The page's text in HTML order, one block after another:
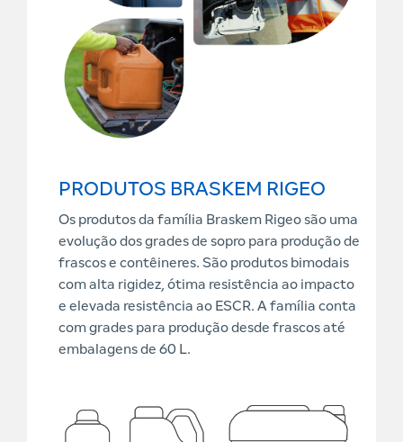
PRODUTOS BRASKEM RIGEO
Os produtos da família Braskem Rigeo são uma
evolução dos grades de sopro para produção de
frascos e contêineres. São produtos bimodais
com alta rigidez, ótima resistência ao impacto
e elevada resistência ao ESCR. A família conta
com grades para produção desde frascos até
embalagens de 60 L.